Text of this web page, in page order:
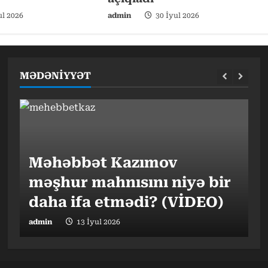
2026 admin 30 İyul 2026
hədəfi nə qədər vacibdir? –
Mütəxəssisdən mühüm
tövsiyələr
17 İyul 2026
Nə
MƏDƏNİYYƏT
Məhəbbət Kazımov
məşhur mahnısını niyə bir
daha ifa etmədi? (VİDEO)
admin 13 İyul 2026
Futbolun “qızıl kitabı”:
Dünya çempionatlarının
UNUDULMAZ REKORDLARI
admin 09 İyun 2026